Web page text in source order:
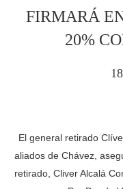
FIRMARÁ
20%
18
El general retirado
aliados de Chávez,
retirado, Cliver Alcalá